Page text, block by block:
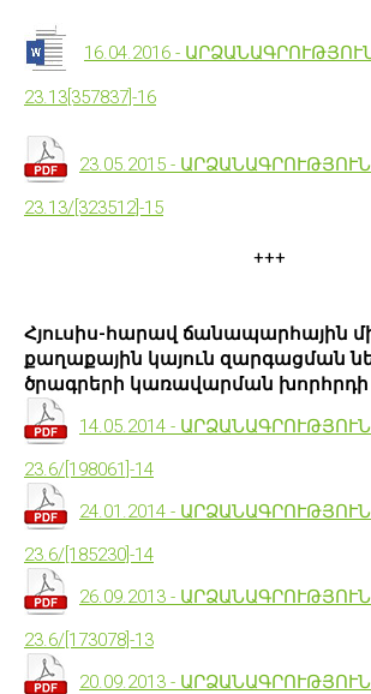
16.04.2016 -
23.13[357837]-16
23.05.2015 - ԱՐՁԱՆԱԳՐՈՒԹՅՈՒՆ
23.13/[323512]-15
+++
Հյուսիս-հարավ ճանապարհային
քաղաքային կայուն զարգացման
ծրագրերի կառավարման խորհրդի
14.05.2014 - ԱՐՁԱՆԱԳՐՈՒԹՅՈՒՆ
23.6/[198061]-14
24.01.2014 - ԱՐՁԱՆԱԳՐՈՒԹՅՈՒՆ
23.6/[185230]-14
26.09.2013 - ԱՐՁԱՆԱԳՐՈՒԹՅՈՒՆ
23.6/[173078]-13
20.09.2013 - ԱՐՁԱՆԱԳՐՈՒԹՅՈՒՆ